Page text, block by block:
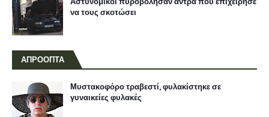
να τους σκοτώσει
ΑΠΡΟΟΠΤΑ
Μυστακοφόρο τραβεστί, φυλακίστηκε σε
γυναικείες φυλακές